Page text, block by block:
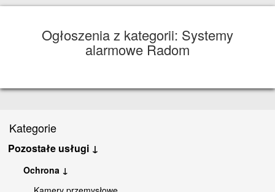
Ogłoszenia z kategorii: Systemy
alarmowe Radom
Kategorie
Pozostałe usługi ↓
Ochrona ↓